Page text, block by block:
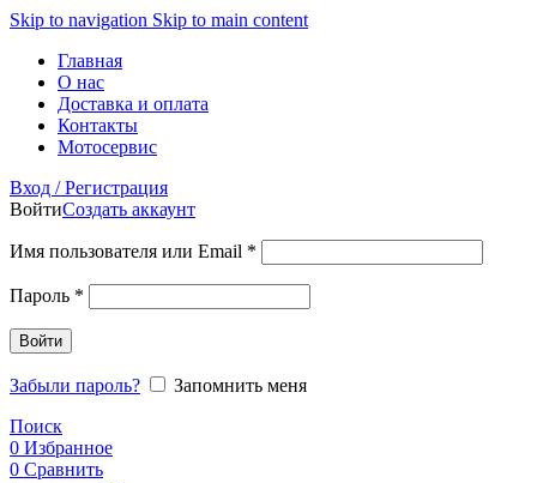
Skip to navigation Skip to main content
Главная
О нас
Доставка и оплата
Контакты
Мотосервис
Вход / Регистрация
ВойтиСоздать аккаунт
Имя пользователя или Email *
Пароль *
Войти
Забыли пароль?
Запомнить меня
Поиск
0 Избранное
0 Сравнить